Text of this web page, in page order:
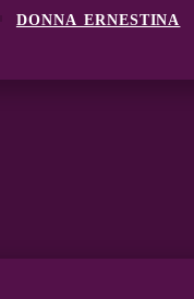
donna ernestina